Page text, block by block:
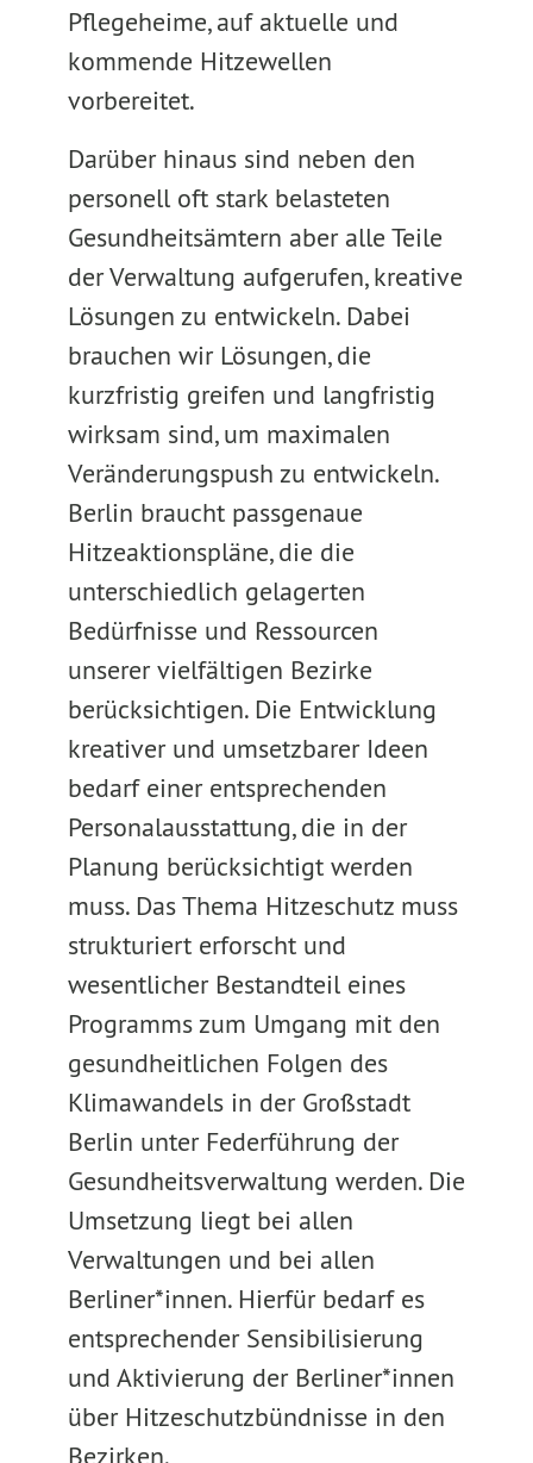
Pflegeheime, auf aktuelle und
kommende Hitzewellen
vorbereitet.
Darüber hinaus sind neben den
personell oft stark belasteten
Gesundheitsämtern aber alle Teile
der Verwaltung aufgerufen, kreative
Lösungen zu entwickeln. Dabei
brauchen wir Lösungen, die
kurzfristig greifen und langfristig
wirksam sind, um maximalen
Veränderungspush zu entwickeln.
Berlin braucht passgenaue
Hitzeaktionspläne, die die
unterschiedlich gelagerten
Bedürfnisse und Ressourcen
unserer vielfältigen Bezirke
berücksichtigen. Die Entwicklung
kreativer und umsetzbarer Ideen
bedarf einer entsprechenden
Personalausstattung, die in der
Planung berücksichtigt werden
muss. Das Thema Hitzeschutz muss
strukturiert erforscht und
wesentlicher Bestandteil eines
Programms zum Umgang mit den
gesundheitlichen Folgen des
Klimawandels in der Großstadt
Berlin unter Federführung der
Gesundheitsverwaltung werden. Die
Umsetzung liegt bei allen
Verwaltungen und bei allen
Berliner*innen. Hierfür bedarf es
entsprechender Sensibilisierung
und Aktivierung der Berliner*innen
über Hitzeschutzbündnisse in den
Bezirken.